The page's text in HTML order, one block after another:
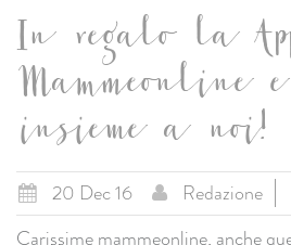
In regalo la
Mammeonline
insieme a noi!
20 Dec 16 Redazione
Carissime mammeonline, anche